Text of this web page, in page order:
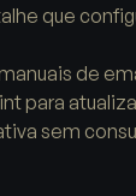
que
de
para
sem